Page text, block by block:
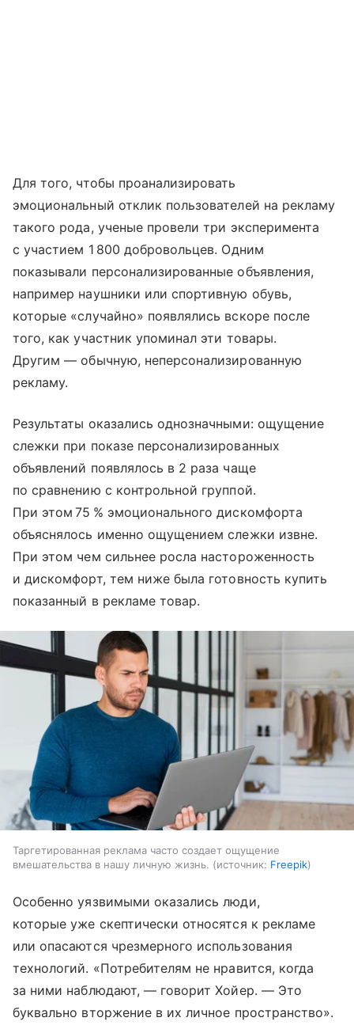
Для того, чтобы проанализировать
эмоциональный отклик пользователей на рекламу
такого рода, ученые провели три эксперимента
с участием 1 800 добровольцев. Одним
показывали персонализированные объявления,
например наушники или спортивную обувь,
которые «случайно» появлялись вскоре после
того, как участник упоминал эти товары.
Другим — обычную, неперсонализированную
рекламу.
Результаты оказались однозначными: ощущение
слежки при показе персонализированных
объявлений появлялось в 2 раза чаще
по сравнению с контрольной группой.
При этом 75 % эмоционального дискомфорта
объяснялось именно ощущением слежки извне.
При этом чем сильнее росла настороженность
и дискомфорт, тем ниже была готовность купить
показанный в рекламе товар.
Таргетированная реклама часто создает ощущение
вмешательства в нашу личную жизнь.
источник: Freepik
Особенно уязвимыми оказались люди,
которые уже скептически относятся к рекламе
или опасаются чрезмерного использования
технологий. «Потребителям не нравится, когда
за ними наблюдают, — говорит Хойер. — Это
буквально вторжение в их личное пространство».